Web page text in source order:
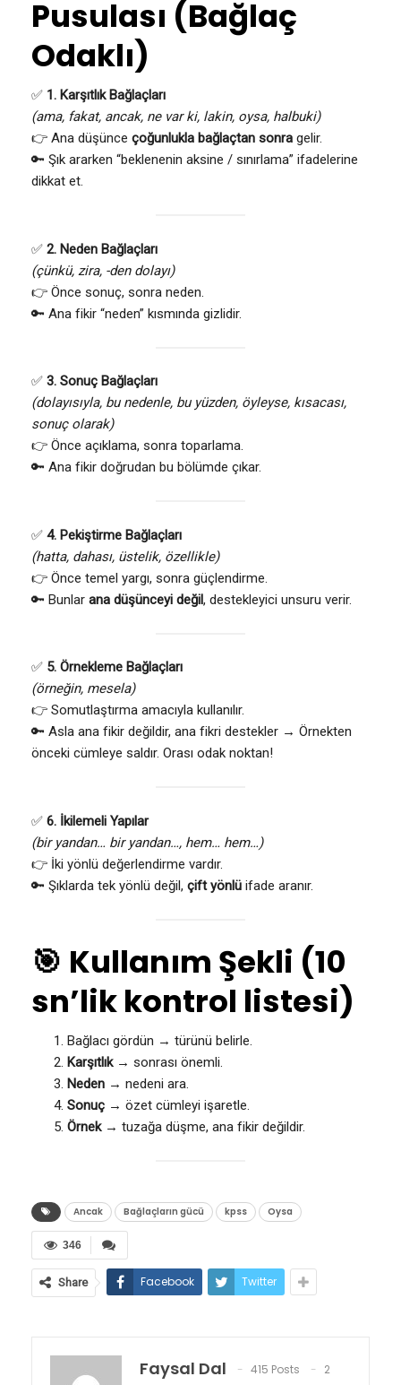
Pusulası (Bağlaç
Odaklı)
✅ 1. Karşıtlık Bağlaçları
(ama, fakat, ancak, ne var ki, lakin, oysa, halbuki)
👉 Ana düşünce çoğunlukla bağlaçtan sonra gelir.
🔑 Şık ararken “beklenenin aksine / sınırlama” ifadelerine
dikkat et.
✅ 2. Neden Bağlaçları
(çünkü, zira, -den dolayı)
👉 Önce sonuç, sonra neden.
🔑 Ana fikir “neden” kısmında gizlidir.
✅ 3. Sonuç Bağlaçları
(dolayısıyla, bu nedenle, bu yüzden, öyleyse, kısacası,
sonuç olarak)
👉 Önce açıklama, sonra toparlama.
🔑 Ana fikir doğrudan bu bölümde çıkar.
✅ 4. Pekiştirme Bağlaçları
(hatta, dahası, üstelik, özellikle)
👉 Önce temel yargı, sonra güçlendirme.
🔑 Bunlar ana düşünceyi değil, destekleyici unsuru verir.
✅ 5. Örnekleme Bağlaçları
(örneğin, mesela)
👉 Somutlaştırma amacıyla kullanılır.
🔑 Asla ana fikir değildir, ana fikri destekler → Örnekten
önceki cümleye saldır. Orası odak noktan!
✅ 6. İkilemeli Yapılar
(bir yandan… bir yandan…, hem… hem…)
👉 İki yönlü değerlendirme vardır.
🔑 Şıklarda tek yönlü değil, çift yönlü ifade aranır.
🎯 Kullanım Şekli (10
sn’lik kontrol listesi)
Bağlacı gördün → türünü belirle.
Karşıtlık→ sonrası önemli.
Neden → nedeni ara.
Sonuç → özet cümleyi işaretle.
Örnek→ tuzağa düşme, ana fikir değildir.
Ancak Bağlaçların gücü kpss Oysa
346
Share Facebook Twitter
Faysal Dal 415 Posts
2